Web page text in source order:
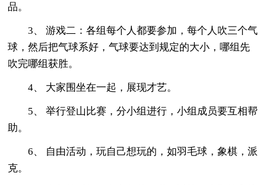
品。
3、 游戏二：各组每个人都要参加，每个人吹三个气
球，然后把气球系好，气球要达到规定的大小，哪组先
吹完哪组获胜。
4、 大家围坐在一起，展现才艺。
5、 举行登山比赛，分小组进行，小组成员要互相帮
助。
6、 自由活动，玩自己想玩的，如羽毛球，象棋，派
克。